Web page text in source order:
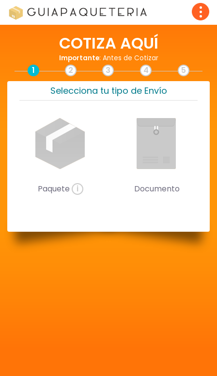
COTIZA AQUÍ
Importante: Antes de Cotizar
1 2 3 4 5
Selecciona tu tipo de Envío
Paquete i Documento